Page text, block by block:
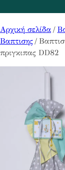
Αρχική σελίδα /
Βαπτισης /
πριγκιπας DD82